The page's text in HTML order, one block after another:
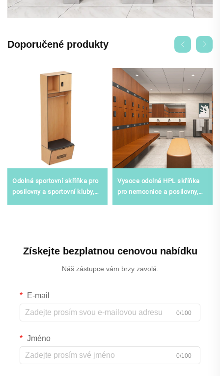
Doporučené produkty
Odolná sportovní skříňka pro
posilovny a sportovní kluby,
Vysoce odolná HPL skříňka
pro nemocnice a posilovny,
Získejte bezplatnou cenovou nabídku
Náš zástupce vám brzy zavolá.
E-mail
0/100
Jméno
0/100